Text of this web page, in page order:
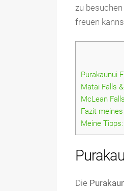
zu
freuen
Purakaunui
Matai Falls
McLean
Fazit
Meine Tipps:
Die